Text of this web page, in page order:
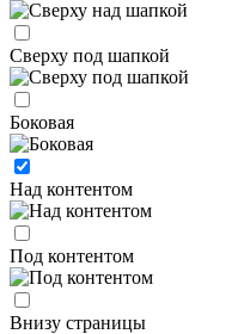
Сверху под шапкой
Боковая
Над контентом
Под контентом
Внизу страницы